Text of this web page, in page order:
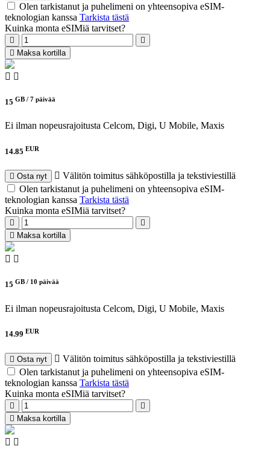
Olen tarkistanut ja puhelimeni on yhteensopiva eSIM-
teknologian kanssa Tarkista tästä
Kuinka monta eSIMiä tarvitset?
Maksa kortilla
15 GB / 7 päivää
Ei ilman nopeusrajoitusta Celcom, Digi, U Mobile, Maxis
14.85 EUR
Osta nyt
Välitön toimitus sähköpostilla ja tekstiviestillä
Olen tarkistanut ja puhelimeni on yhteensopiva eSIM-
teknologian kanssa Tarkista tästä
Kuinka monta eSIMiä tarvitset?
Maksa kortilla
15 GB / 10 päivää
Ei ilman nopeusrajoitusta Celcom, Digi, U Mobile, Maxis
14.99 EUR
Osta nyt
Välitön toimitus sähköpostilla ja tekstiviestillä
Olen tarkistanut ja puhelimeni on yhteensopiva eSIM-
teknologian kanssa Tarkista tästä
Kuinka monta eSIMiä tarvitset?
Maksa kortilla